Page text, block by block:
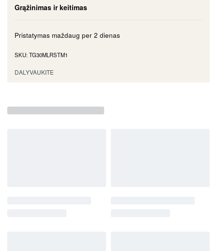
Grąžinimas ir keitimas
Pristatymas maždaug per 2 dienas
TG30MLRSTM1
DALYVAUKITE